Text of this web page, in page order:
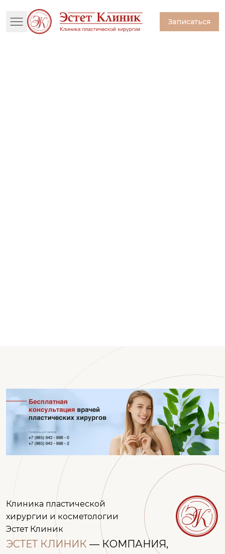
Записаться
Клиника пластической
хирургии и косметологии
Эстет Клиник
ЭСТЕТ КЛИНИК — КОМПАНИЯ,